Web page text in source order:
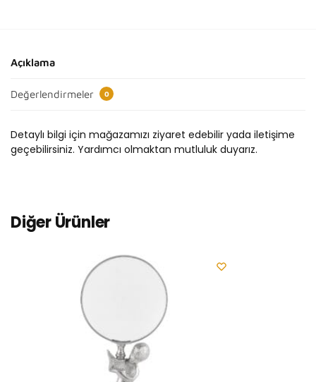
Açıklama
Değerlendirmeler 0
Detaylı bilgi için mağazamızı ziyaret edebilir yada iletişime
geçebilirsiniz. Yardımcı olmaktan mutluluk duyarız.
Diğer Ürünler